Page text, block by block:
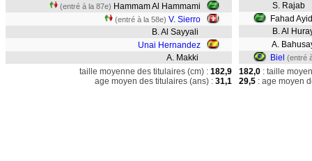
(entré à la 87e) Hammam Al Hammami
(entré à la 58e) V. Sierro
B. Al Sayyali
Unai Hernandez
A. Makki
S. Rajab
Fahad
B. Al
A.
Biel (entré
taille moyenne des titulaires (cm) : 182,9
age moyen des titulaires (ans) : 31,1
182,0 : taille
29,5 : age moyen